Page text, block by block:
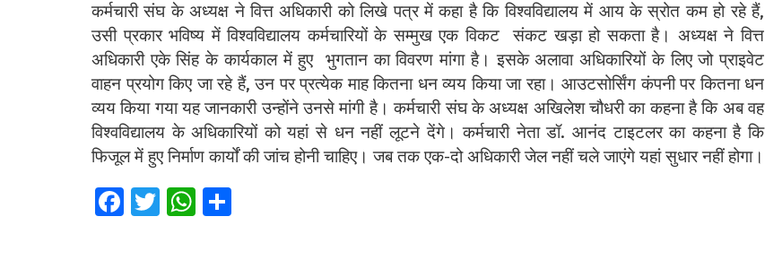
कर्मचारी संघ के अध्यक्ष ने वित्त अधिकारी को लिखे पत्र में कहा है कि विश्वविद्यालय में आय के स्रोत कम हो रहे हैं,
उसी प्रकार भविष्य में विश्वविद्यालय कर्मचारियों के सम्मुख एक विकट संकट खड़ा हो सकता है। अध्यक्ष ने वित्त
अधिकारी एके सिंह के कार्यकाल में हुए भुगतान का विवरण मांगा है। इसके अलावा अधिकारियों के लिए जो प्राइवेट
वाहन प्रयोग किए जा रहे हैं, उन पर प्रत्येक माह कितना धन व्यय किया जा रहा। आउटसोर्सिंग कंपनी पर कितना धन
व्यय किया गया यह जानकारी उन्होंने उनसे मांगी है। कर्मचारी संघ के अध्यक्ष अखिलेश चौधरी का कहना है कि अब वह
विश्वविद्यालय के अधिकारियों को यहां से धन नहीं लूटने देंगे। कर्मचारी नेता डॉ. आनंद टाइटलर का कहना है कि
फिजूल में हुए निर्माण कार्यों की जांच होनी चाहिए। जब तक एक-दो अधिकारी जेल नहीं चले जाएंगे यहां सुधार नहीं होगा।
Fa T
W